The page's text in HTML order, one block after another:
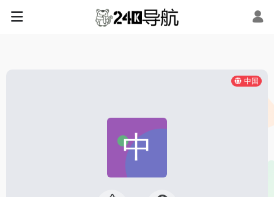
中国